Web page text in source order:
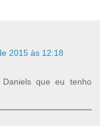
2015 às 12:18
que eu tenho